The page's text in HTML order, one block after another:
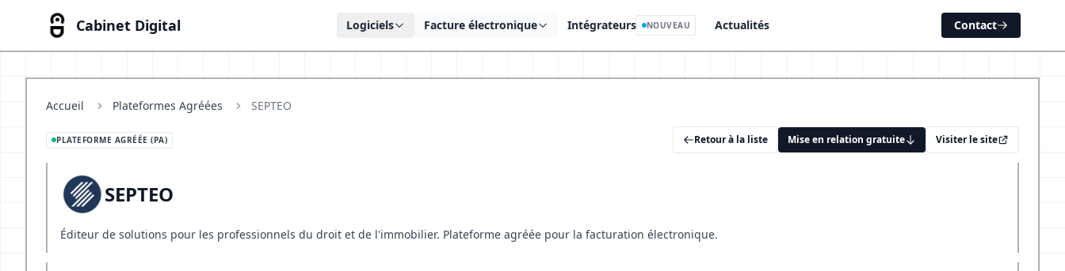
Cabinet Digital Logiciels Facture électronique Intégrateurs NOUVEAU Actualités Contact
Accueil Plateformes Agréées SEPTEO
PLATEFORME AGRÉÉE (PA) Retour à la liste Mise en relation gratuite Visiter le site
SEPTEO
Éditeur de solutions pour les professionnels du droit et de l'immobilier. Plateforme agréée pour la facturation électronique.